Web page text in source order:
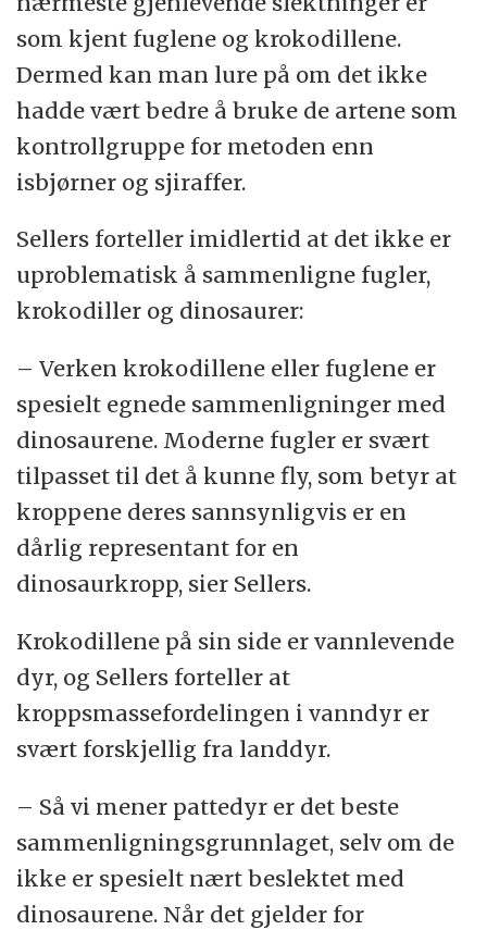
som kjent fuglene og krokodillene.
Dermed kan man lure på om det ikke
hadde vært bedre å bruke de artene som
kontrollgruppe for metoden enn
isbjørner og sjiraffer.
Sellers forteller imidlertid at det ikke er
uproblematisk å sammenligne fugler,
krokodiller og dinosaurer:
– Verken krokodillene eller fuglene er
spesielt egnede sammenligninger med
dinosaurene. Moderne fugler er svært
tilpasset til det å kunne fly, som betyr at
kroppene deres sannsynligvis er en
dårlig representant for en
dinosaurkropp, sier Sellers.
Krokodillene på sin side er vannlevende
dyr, og Sellers forteller at
kroppsmassefordelingen i vanndyr er
svært forskjellig fra landdyr.
– Så vi mener pattedyr er det beste
sammenligningsgrunnlaget, selv om de
ikke er spesielt nært beslektet med
dinosaurene. Når det gjelder for